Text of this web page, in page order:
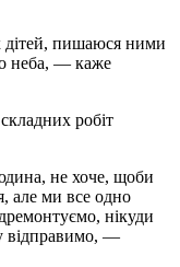
пишаюся ними
неба, — каже
робіт
не хоче, щоби
але ми все одно
нікуди
відправимо, —